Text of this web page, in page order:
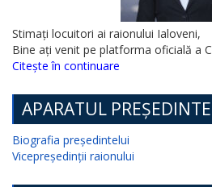
Stimați locuitori ai raionului Ialoveni,
Bine ați venit pe platforma oficială a
Citește în continuare
APARATUL
Biografia președintelui
Vicepreședinții raionului